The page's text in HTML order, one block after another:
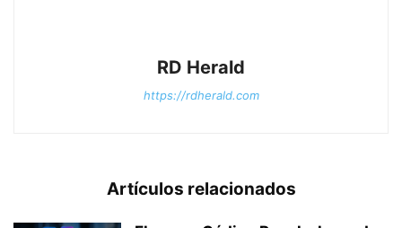
RD Herald
https://rdherald.com
Artículos relacionados